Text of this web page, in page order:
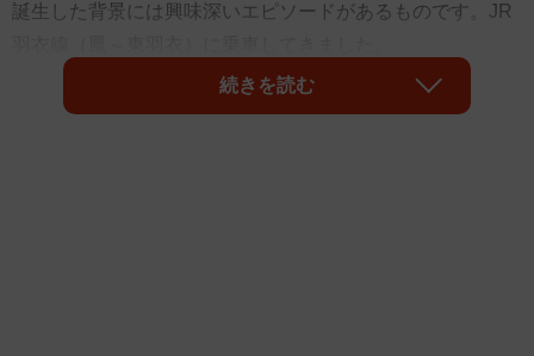
誕生した背景には興味深いエピソードがあるものです。JR
利便性が高い1.7キロのJR羽衣線
続きを読む